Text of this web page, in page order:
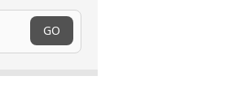
GO